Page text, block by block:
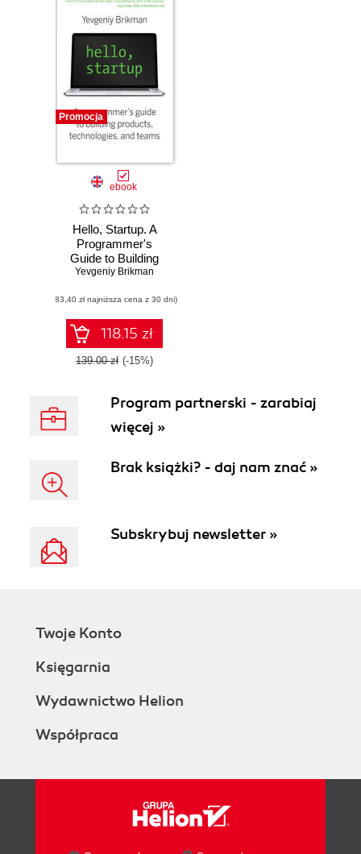
Promocja
ebook
Hello, Startup. A
Programmer's
Guide to Building
Products,
Teams
Yevgeniy Brikman
(83,40 zł najniższa cena z 30 dni)
118.15 zł
139.00 zł (-15%)
Program partnerski - zarabiaj
więcej »
Brak książki? - daj nam znać »
Subskrybuj newsletter »
Twoje Konto
Księgarnia
Wydawnictwo Helion
Współpraca